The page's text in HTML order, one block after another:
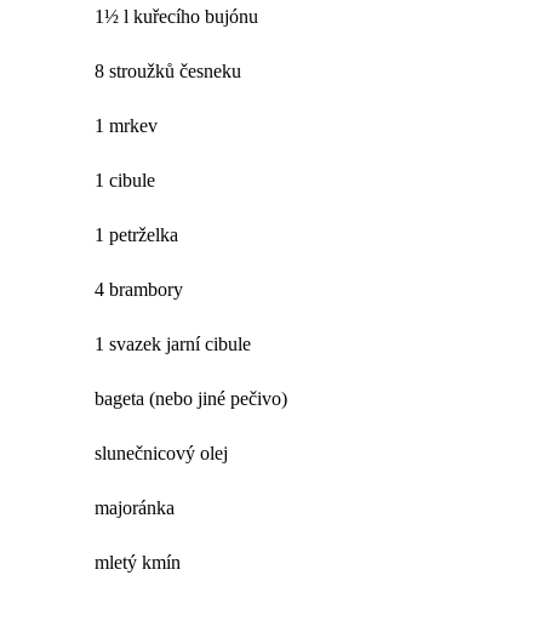
1½ l kuřecího bujónu
8 stroužků česneku
1 mrkev
1 cibule
1 petrželka
4 brambory
1 svazek jarní cibule
bageta (nebo jiné pečivo)
slunečnicový olej
majoránka
mletý kmín